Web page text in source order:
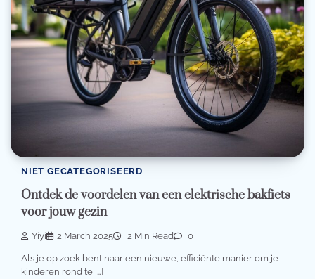
NIET GECATEGORISEERD
Ontdek de voordelen van een elektrische bakfiets
voor jouw gezin
Yiyi 2 March 2025 2 Min Read 0
Als je op zoek bent naar een nieuwe, efficiënte manier om je
kinderen rond te […]